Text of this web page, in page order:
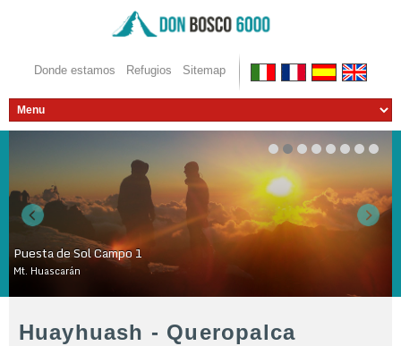
Donde estamos Refugios Sitemap
Puesta de Sol Campo 1
Mt. Huascarán
Huayhuash - Queropalca